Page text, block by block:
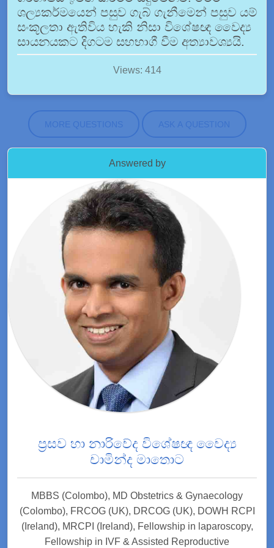
ශල්‍යකර්මයෙන් පසුව ගැබ් ගැනීමෙන් පසුව යම්
සංකූලතා ඇතිවිය හැකි නිසා විශේෂඥ වෛද්‍ය
සායනයකට දිගටම සහභාගී වීම අත්‍යාවශ්‍යයි.
Views: 414
MORE QUESTIONS ASK A QUESTION
Answered by
ප්‍රසව හා නාරිවේද විශේෂඥ වෛද්‍ය
චාමින්ද මාතොට
MBBS (Colombo), MD Obstetrics & Gynaecology
(Colombo), FRCOG (UK), DRCOG (UK), DOWH RCPI
(Ireland), MRCPI (Ireland), Fellowship in laparoscopy,
Fellowship in IVF & Assisted Reproductive